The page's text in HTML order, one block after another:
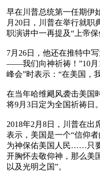
早在川普总统第一任期伊
月20日，川普在举行就职
职演讲中一再提及“上帝保
7月26日，他还在推特中
——我们向神祈祷！”10月
峰会”时表示：“在美国，
在当年哈维飓风袭击美国
将9月3日定为全国祈祷日。
2018年2月8日，川普在出
表示，美国是一个“信仰
为神保佑美国人民……只
开胸怀去敬仰神，那么美
以及光明之国”。